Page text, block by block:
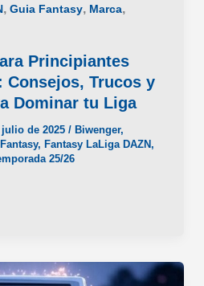
, Guia Fantasy, Marca,
Principiantes
Consejos, Trucos y
Dominar tu Liga
de 2025 / Biwenger,
Fantasy, Fantasy LaLiga DAZN,
25/26